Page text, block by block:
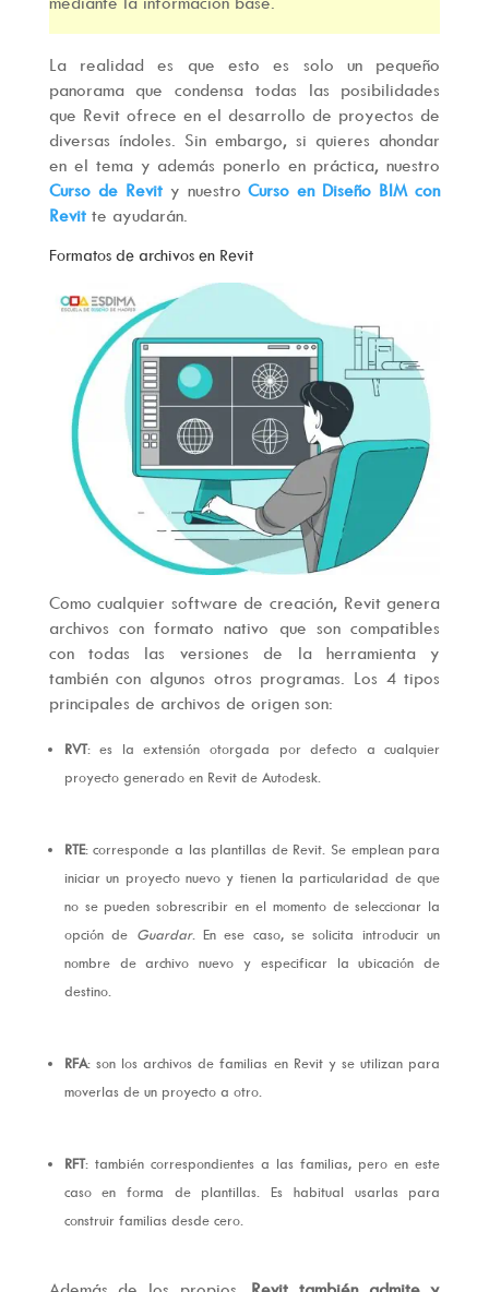
La realidad es que esto es solo un pequeño
panorama que condensa todas las posibilidades
que Revit ofrece en el desarrollo de proyectos de
diversas índoles. Sin embargo, si quieres ahondar
en el tema y además ponerlo en práctica, nuestro
Curso de Revity nuestro Curso en Diseño BIM con
Revit te ayudarán.
Formatos de archivos en Revit
Como cualquier software de creación, Revit genera
archivos con formato nativo que son compatibles
con todas las versiones de la herramienta y
también con algunos otros programas. Los 4 tipos
principales de archivos de origen son:
RVT: es la extensión otorgada por defecto a cualquier
proyecto generado en Revit de Autodesk.
RTE: corresponde a las plantillas de Revit. Se emplean para
iniciar un proyecto nuevo y tienen la particularidad de que
no se pueden sobrescribir en el momento de seleccionar la
opción de Guardar. En ese caso, se solicita introducir un
nombre de archivo nuevo y especificar la ubicación de
destino.
RFA: son los archivos de familias en Revit y se utilizan para
moverlas de un proyecto a otro.
RFT: también correspondientes a las familias, pero en este
caso en forma de plantillas. Es habitual usarlas para
construir familias desde cero.